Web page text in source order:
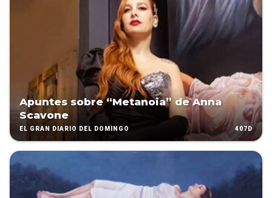
Apuntes sobre “Metanoia” de Anna
Scavone
EL GRAN DIARIO DEL DOMINGO 407D